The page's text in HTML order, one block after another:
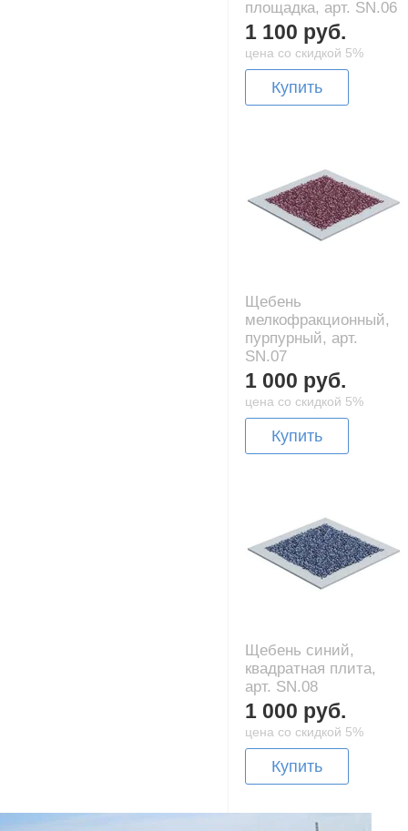
площадка, арт. SN.06
1 100 руб.
цена со скидкой 5%
Купить
Щебень
мелкофракционный,
пурпурный, арт.
SN.07
1 000 руб.
цена со скидкой 5%
Купить
Щебень синий,
квадратная плита,
арт. SN.08
1 000 руб.
цена со скидкой 5%
Купить